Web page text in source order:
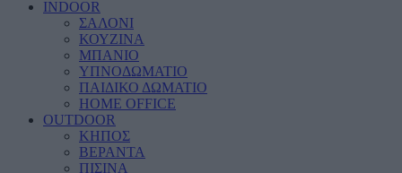
INDOOR
ΣΑΛΟΝΙ
ΚΟΥΖΙΝΑ
ΜΠΑΝΙΟ
ΥΠΝΟΔΩΜΑΤΙΟ
ΠΑΙΔΙΚΟ ΔΩΜΑΤΙΟ
HOME OFFICE
OUTDOOR
ΚΗΠΟΣ
ΒΕΡΑΝΤΑ
ΠΙΣΙΝΑ